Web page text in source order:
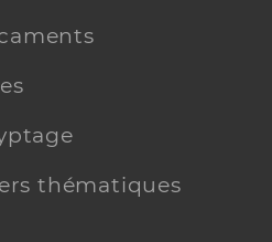
thématiques